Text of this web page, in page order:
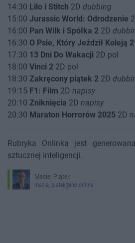
14:30 Lilo i Stitch 2D dubbing
15:00 Jurassic World: Odrodzenie
16:00 Pan Wilk i Spółka 2 2D
16:30 O Psie, Który Jeździł Koleją 2
17:30 13 Dni Do Wakacji 2D pol
18:00 Vinci 2 2D pol
18:30 Zakręcony piątek 2 2D
19:15 F1: Film 2D napisy
20:10 Zniknięcia 2D napisy
20:30 Maraton Horrorów 2025 2D
Rubryka Onlinka jest
sztucznej inteligencji.
Maciej Piątek
maciej.piatek@ino.online